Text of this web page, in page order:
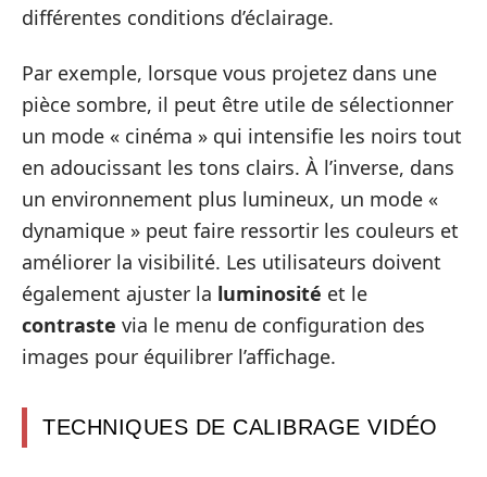
différentes conditions d’éclairage.
Par exemple, lorsque vous projetez dans une
pièce sombre, il peut être utile de sélectionner
un mode « cinéma » qui intensifie les noirs tout
en adoucissant les tons clairs. À l’inverse, dans
un environnement plus lumineux, un mode «
dynamique » peut faire ressortir les couleurs et
améliorer la visibilité. Les utilisateurs doivent
également ajuster la luminosité et le
contraste via le menu de configuration des
images pour équilibrer l’affichage.
TECHNIQUES DE CALIBRAGE VIDÉO